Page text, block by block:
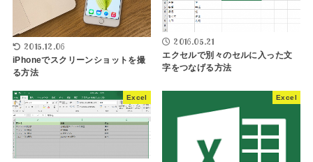
2015.12.06
iPhoneでスクリーンショットを撮
る方法
2016.05.21
エクセルで別々のセルに入った文
字をつなげる方法
Excel Excel